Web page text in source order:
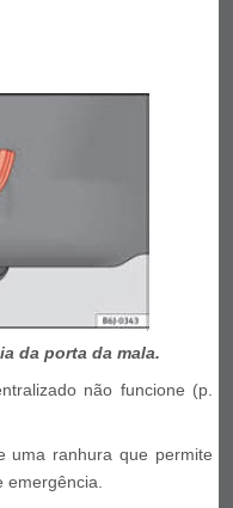
da porta da mala.
não funcione (p.
uma ranhura que permite
emergência.